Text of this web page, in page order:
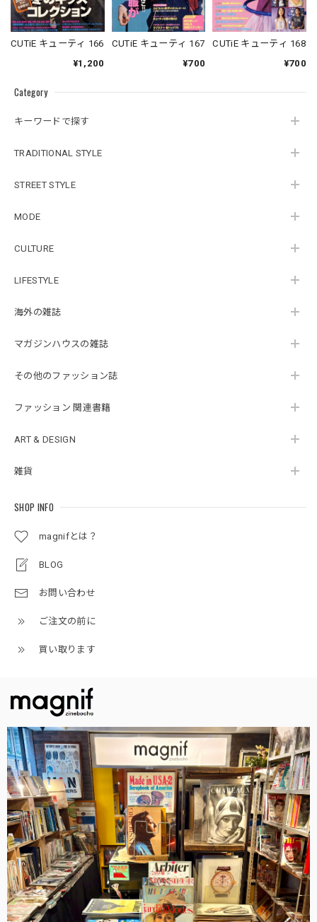
Category
キーワードで探す
TRADITIONAL STYLE
STREET STYLE
MODE
CULTURE
LIFESTYLE
海外の雑誌
マガジンハウスの雑誌
その他のファッション誌
ファッション 関連書籍
ART & DESIGN
雑貨
SHOP INFO
magnifとは？
BLOG
お問い合わせ
ご注文の前に
買い取ります
CUTiE キューティ 166
¥1,200
CUTiE キューティ 167
¥700
CUTiE キューティ 168
¥700